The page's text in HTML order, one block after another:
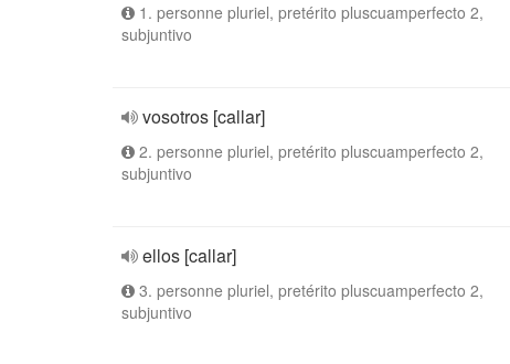
1. personne pluriel, pretérito pluscuamperfecto 2,
subjuntivo
vosotros [callar]
2. personne pluriel, pretérito pluscuamperfecto 2,
subjuntivo
ellos [callar]
3. personne pluriel, pretérito pluscuamperfecto 2,
subjuntivo